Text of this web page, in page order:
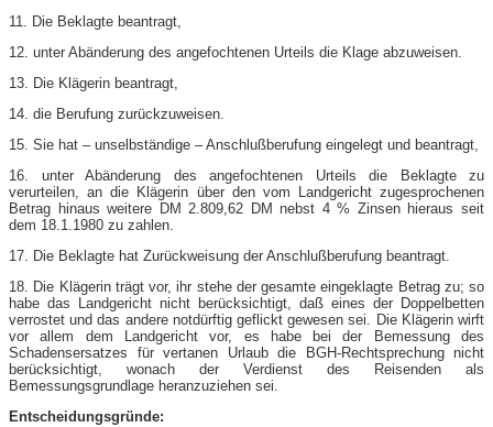
11. Die Beklagte beantragt,
12. unter Abänderung des angefochtenen Urteils die Klage abzuweisen.
13. Die Klägerin beantragt,
14. die Berufung zurückzuweisen.
15. Sie hat – unselbständige – Anschlußberufung eingelegt und beantragt,
16. unter Abänderung des angefochtenen Urteils die Beklagte zu
verurteilen, an die Klägerin über den vom Landgericht zugesprochenen
Betrag hinaus weitere DM 2.809,62 DM nebst 4 % Zinsen hieraus seit
dem 18.1.1980 zu zahlen.
17. Die Beklagte hat Zurückweisung der Anschlußberufung beantragt.
18. Die Klägerin trägt vor, ihr stehe der gesamte eingeklagte Betrag zu; so
habe das Landgericht nicht berücksichtigt, daß eines der Doppelbetten
verrostet und das andere notdürftig geflickt gewesen sei. Die Klägerin wirft
vor allem dem Landgericht vor, es habe bei der Bemessung des
Schadensersatzes für vertanen Urlaub die BGH-Rechtsprechung nicht
berücksichtigt, wonach der Verdienst des Reisenden als
Bemessungsgrundlage heranzuziehen sei.
Entscheidungsgründe: